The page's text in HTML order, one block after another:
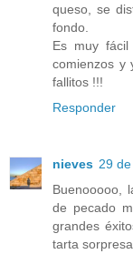
queso, se
fondo.
Es muy
comienzos y
fallitos !!!
Responder
nieves 29
Buenooooo,
de pecado
grandes
tarta